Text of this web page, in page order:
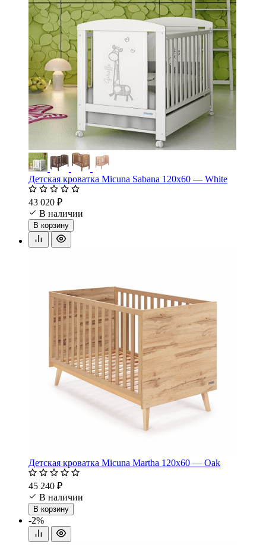
Детская кроватка Micuna Sabana 120х60 — White
43 020 ₽
В наличии
В корзину
Детская кроватка Micuna Martha 120х60 — Oak
45 240 ₽
В наличии
В корзину
-2%